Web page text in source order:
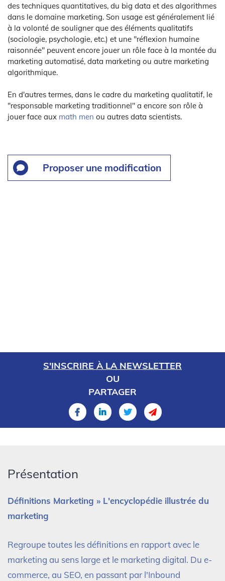
des techniques quantitatives, du big data et des algorithmes
dans le domaine marketing. Son usage est généralement lié
à la volonté de souligner que des éléments qualitatifs
(sociologie, psychologie, etc.) et une "réflexion humaine
raisonnée" peuvent encore jouer un rôle face à la montée du
marketing automatisé, data marketing ou autre marketing
algorithmique.
En d'autres termes, dans le cadre du marketing qualitatif, le
"responsable marketing traditionnel" a encore son rôle à
jouer face aux math men ou autres data scientists.
Proposer une modification
S'INSCRIRE À LA NEWSLETTER
OU
PARTAGER
Présentation
Définitions Marketing » L'encyclopédie illustrée du
marketing
Regroupe toutes les définitions en rapport avec le
marketing au sens large et le marketing digital. Du e-
commerce, au SEO, en passant par l'Inbound